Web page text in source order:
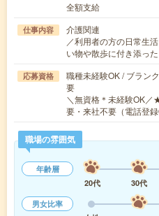
全額支給
仕事内容
介護関連
／利用者の方の日常生
い物や散歩に付き添っ
応募資格
職種未経験OK / ブラン
要
＼無資格＊未経験OK
要・来社不要（電話登
職場の雰囲気
年齢層
20代
30代
男女比率